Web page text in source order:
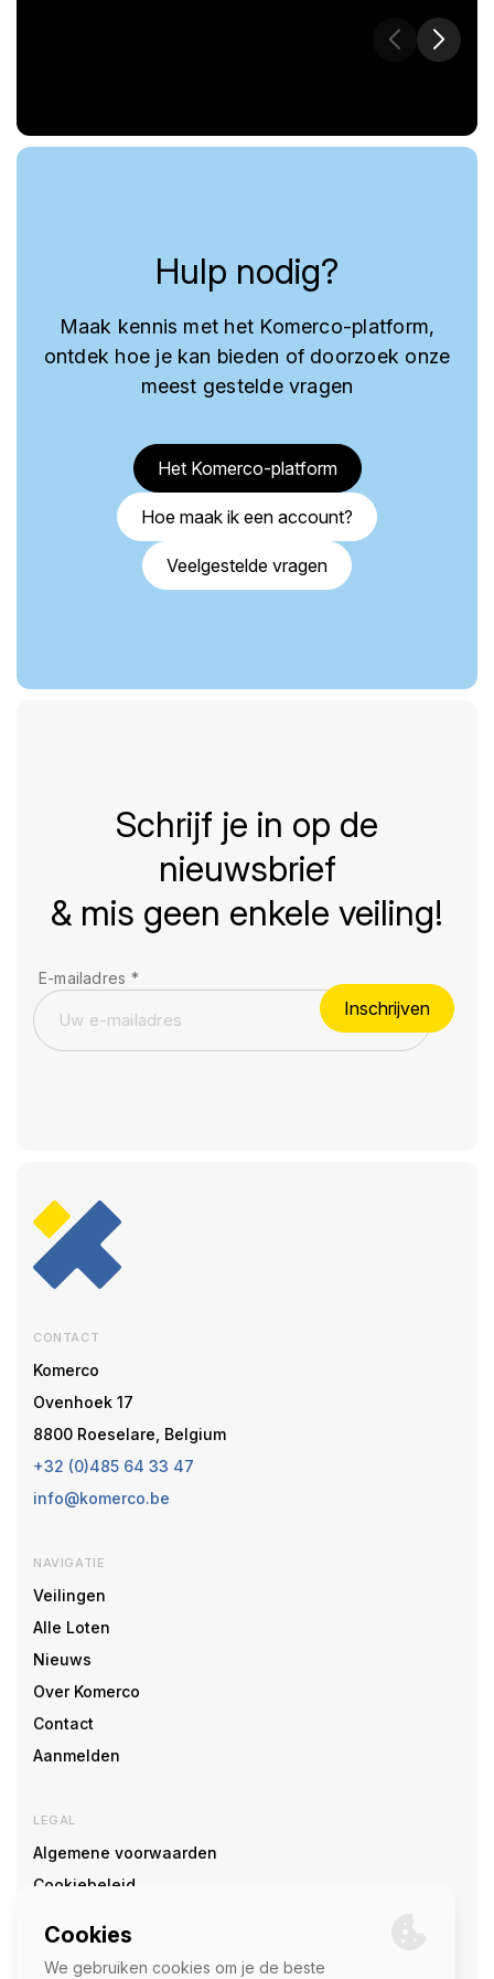
Hulp nodig?
Maak kennis met het Komerco-platform,
ontdek hoe je kan bieden of doorzoek onze
meest gestelde vragen
Het Komerco-platform
Hoe maak ik een account?
Veelgestelde vragen
Schrijf je in op de
nieuwsbrief
& mis geen enkele veiling!
E-mailadres *
Inschrijven
CONTACT
Komerco
Ovenhoek 17
8800 Roeselare, Belgium
+32 (0)485 64 33 47
info@komerco.be
NAVIGATIE
Veilingen
Alle Loten
Nieuws
Over Komerco
Contact
Aanmelden
LEGAL
Algemene voorwaarden
Cookiebeleid